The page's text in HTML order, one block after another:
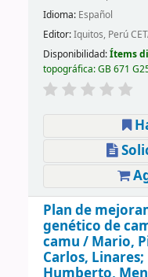
Idioma: Español
Editor:Iquitos, Perú
Disponibilidad:Ítems
topográfica:GB 671
Plan de
genético de
camu / Mario,
Carlos, Linares;